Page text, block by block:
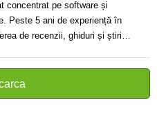
concentrat pe software și
Peste 5 ani de experiență în
de recenzii, ghiduri și știri.
și să folosească mai bine